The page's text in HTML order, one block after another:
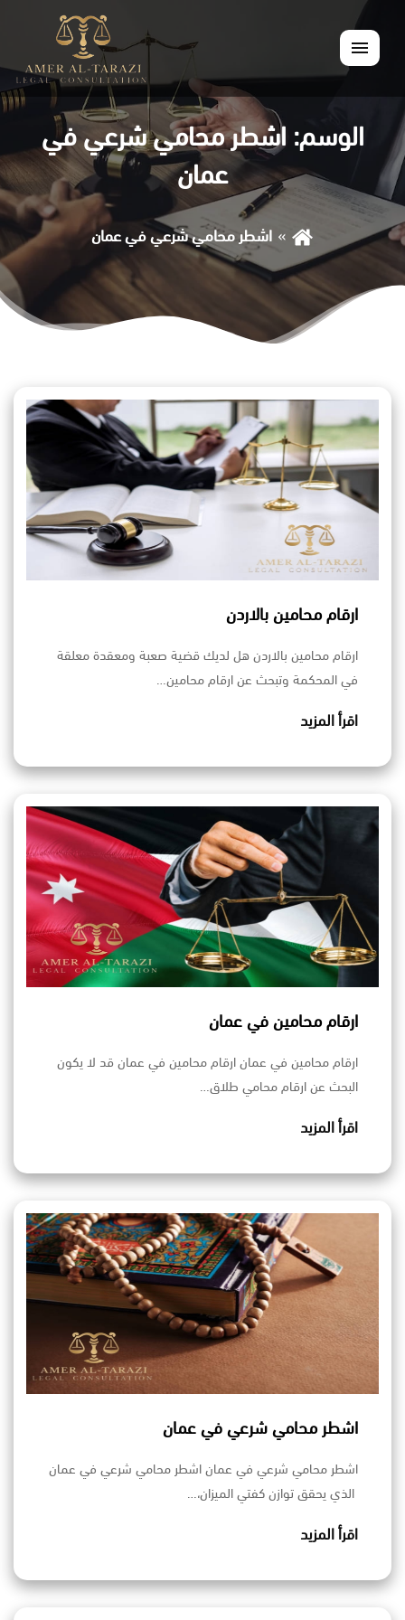
القائمة
الوسم: اشطر محامي شرعي في
عمان
اشطر محامي شرعي في عمان
ارقام محامين بالاردن
ارقام محامين بالاردن هل لديك قضية صعبة ومعقدة معلقة
في المحكمة وتبحث عن ارقام محامين…
اقرأ المزيد
ارقام محامين في عمان
ارقام محامين في عمان ارقام محامين في عمان قد لا يكون
البحث عن ارقام محامي طلاق…
اقرأ المزيد
اشطر محامي شرعي في عمان
اشطر محامي شرعي في عمان اشطر محامي شرعي في عمان
الذي يحقق توازن كفتي الميزان،…
اقرأ المزيد